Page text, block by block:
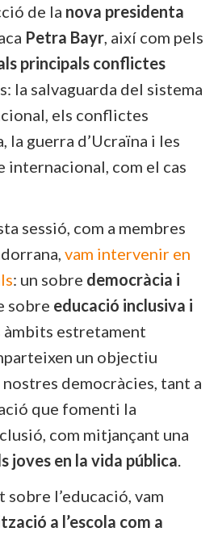
de la nova presidenta
Petra Bayr, així com pels
principals conflictes
la salvaguarda del sistema
els conflictes
la guerra d’Ucraïna i les
internacional, com el cas
sessió, com a membres
vam intervenir en
: un sobre democràcia i
sobre educació inclusiva i
àmbits estretament
un objectiu
democràcies, tant a
que fomenti la
com mitjançant una
joves en la vida pública.
sobre l’educació, vam
a l’escola com a